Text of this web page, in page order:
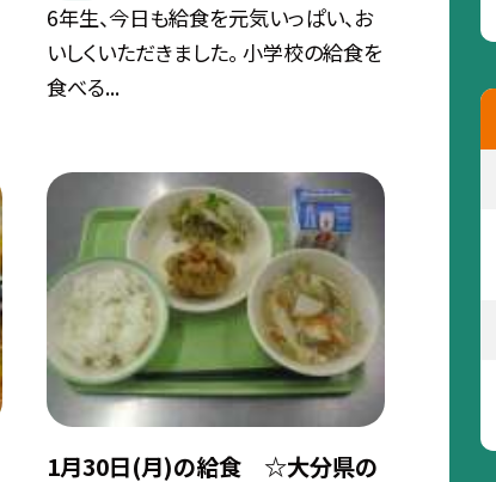
6年生、今日も給食を元気いっぱい、お
いしくいただきました。 小学校の給食を
食べる...
1月30日(月)の給食 ☆大分県の